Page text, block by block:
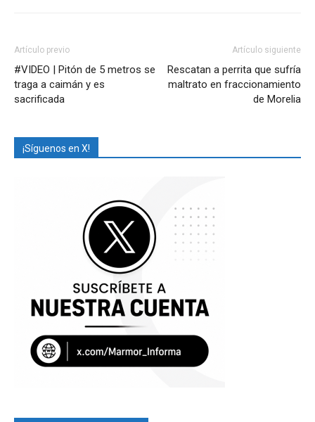
Artículo previo
#VIDEO | Pitón de 5 metros se
traga a caimán y es
sacrificada
Artículo siguiente
Rescatan a perrita que sufría
maltrato en fraccionamiento
de Morelia
¡Síguenos en X!